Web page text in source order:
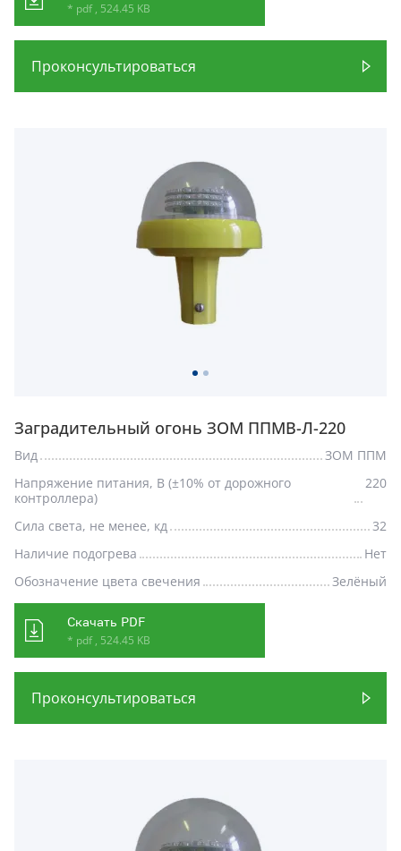
* pdf , 524.45 KB
Проконсультироваться
Заградительный огонь ЗОМ ППМВ-Л-220
Вид
ЗОМ ППМ
Напряжение питания, В (±10% от дорожного
контроллера)
220
Сила света, не менее, кд
32
Наличие подогрева
Нет
Обозначение цвета свечения
Зелёный
Скачать PDF
* pdf , 524.45 KB
Проконсультироваться